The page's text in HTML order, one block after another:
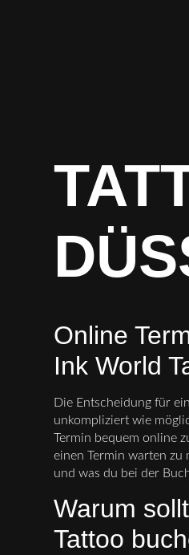
Online
Ink World
Die Entscheidung für
unkompliziert wie
Termin bequem online
einen Termin warten
und was du bei der
Warum
Tattoo